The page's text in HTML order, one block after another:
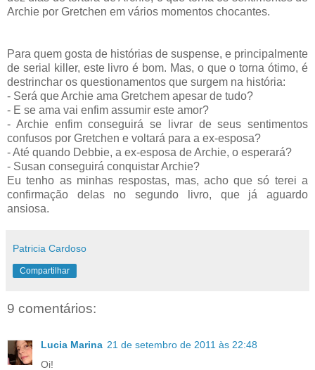
Archie por Gretchen em vários momentos chocantes.
Para quem gosta de histórias de suspense, e principalmente
de serial killer, este livro é bom. Mas, o que o torna ótimo, é
destrinchar os questionamentos que surgem na história:
- Será que Archie ama Gretchem apesar de tudo?
- E se ama vai enfim assumir este amor?
- Archie enfim conseguirá se livrar de seus sentimentos
confusos por Gretchen e voltará para a ex-esposa?
- Até quando Debbie, a ex-esposa de Archie, o esperará?
- Susan conseguirá conquistar Archie?
Eu tenho as minhas respostas, mas, acho que só terei a
confirmação delas no segundo livro, que já aguardo
ansiosa.
Patricia Cardoso
Compartilhar
9 comentários:
Lucia Marina 21 de setembro de 2011 às 22:48
Oi!